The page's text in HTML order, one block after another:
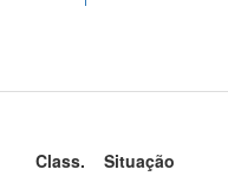
Class. Situação